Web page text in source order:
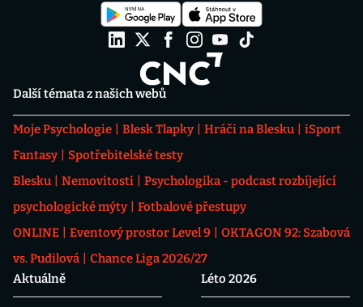
Další témata z našich webů
Moje Psychologie Blesk Tlapky Hráči na Blesku
iSport
Fantasy
Spotřebitelské testy
Blesku
Nemovitosti
Psychologika - podcast rozbíjející
psychologické mýty
Fotbalové přestupy
ONLINE
Eventový prostor Level 9
OKTAGON 92: Szabová
vs. Pudilová
Chance Liga 2026/27
Aktuálně
Léto 2026